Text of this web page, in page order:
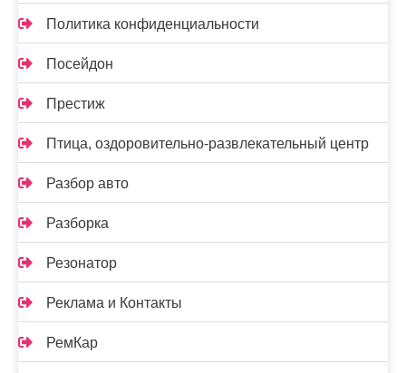
Политика конфиденциальности
Посейдон
Престиж
Птица, оздоровительно-развлекательный центр
Разбор авто
Разборка
Резонатор
Реклама и Контакты
РемКар